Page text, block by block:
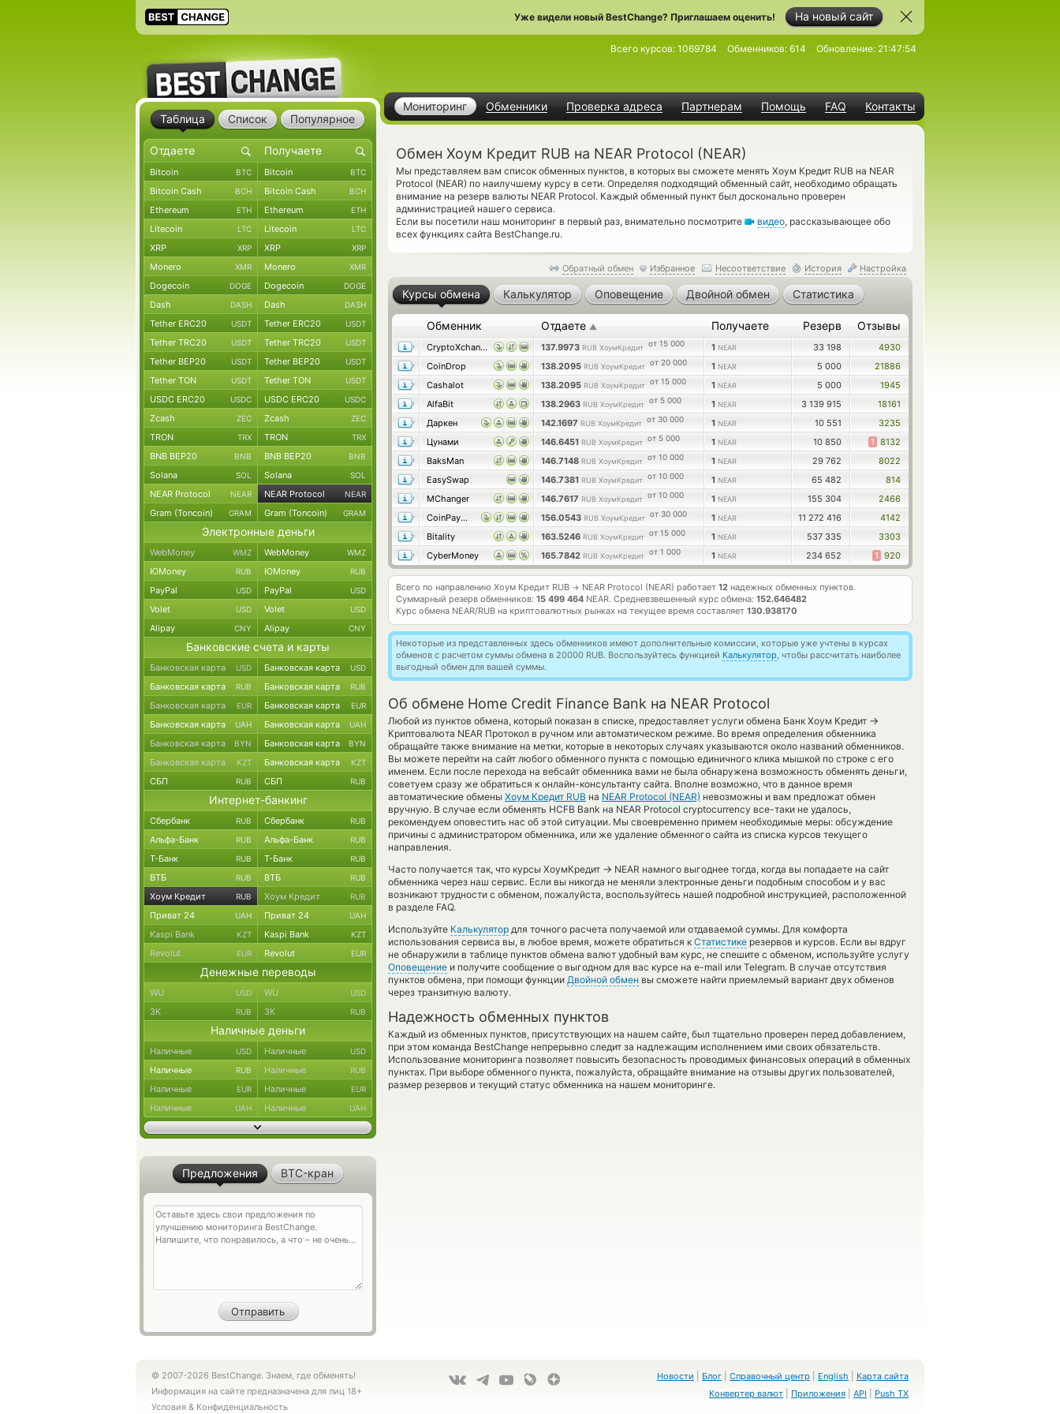
На новый сайт
Уже видели новый BestChange? Приглашаем оценить!
Мониторинг Обменники Проверка адреса Партнерам Помощь FAQ Контакты
Всего курсов: 1069784 Обменников: 614 Обновление: 21:47:54
Обмен Хоум Кредит RUB на NEAR Protocol (NEAR)
Мы представляем вам список обменных пунктов, в которых вы сможете менять Хоум Кредит RUB на NEAR
Protocol (NEAR) по наилучшему курсу в сети. Определяя подходящий обменный сайт, необходимо обращать
внимание на резерв валюты NEAR Protocol. Каждый обменный пункт был досконально проверен
администрацией нашего сервиса.
Если вы посетили наш мониторинг в первый раз, внимательно посмотрите
видео, рассказывающее обо
всех функциях сайта BestChange.ru.
Обратный обмен Избранное Несоответствие История Настройка
Курсы обмена Калькулятор Оповещение Двойной обмен Статистика
Обменник Отдаете ▲ Получаете Резерв Отзывы
CryptoXchange 137.9973 RUB ХоумКредит от 15 000 1 NEAR 33 198
4930
CoinDrop
138.2095 RUB ХоумКредит от 20 000 1 NEAR 5 000
21886
Cashalot
138.2095 RUB ХоумКредит от 15 000 1 NEAR 5 000
1945
AlfaBit
138.2963 RUB ХоумКредит от 5 000 1 NEAR 3 139 915
18161
Даркен
142.1697 RUB ХоумКредит от 30 000 1 NEAR 10 551
3235
Цунами
146.6451 RUB ХоумКредит от 5 000 1 NEAR 10 850 1 8132
BaksMan
146.7148 RUB ХоумКредит от 10 000 1 NEAR 29 762
8022
EasySwap
146.7381 RUB ХоумКредит от 10 000 1 NEAR 65 482
814
MChanger
146.7617 RUB ХоумКредит от 10 000 1 NEAR 155 304
2466
CoinPayMaster
156.0543 RUB ХоумКредит от 30 000 1 NEAR 11 272 416
4142
Bitality
163.5246 RUB ХоумКредит от 15 000 1 NEAR 537 335
3303
CyberMoney
165.7842 RUB ХоумКредит от 1 000 1 NEAR 234 652 1 920
Всего по направлению Хоум Кредит RUB → NEAR Protocol (NEAR) работает 12 надежных обменных пунктов.
Суммарный резерв обменников: 15 499 464 NEAR. Средневзвешенный курс обмена: 152.646482
Курс обмена NEAR/RUB на криптовалютных рынках на текущее время составляет 130.938170
Некоторые из представленных здесь обменников имеют дополнительные комиссии, которые уже учтены в курсах
обменов с расчетом суммы обмена в 20000 RUB. Воспользуйтесь функцией Калькулятор, чтобы рассчитать наиболее
выгодный обмен для вашей суммы.
Об обмене Home Credit Finance Bank на NEAR Protocol
Любой из пунктов обмена, который показан в списке, предоставляет услуги обмена Банк Хоум Кредит →
Криптовалюта NEAR Протокол в ручном или автоматическом режиме. Во время определения обменника
обращайте также внимание на метки, которые в некоторых случаях указываются около названий обменников.
Вы можете перейти на сайт любого обменного пункта с помощью единичного клика мышкой по строке с его
именем. Если после перехода на вебсайт обменника вами не была обнаружена возможность обменять деньги,
советуем сразу же обратиться к онлайн-консультанту сайта. Вполне возможно, что в данное время
автоматические обмены Хоум Кредит RUB на NEAR Protocol (NEAR) невозможны и вам предложат обмен
вручную. В случае если обменять HCFB Bank на NEAR Protocol cryptocurrency все-таки не удалось,
рекомендуем оповестить нас об этой ситуации. Мы своевременно примем необходимые меры: обсуждение
причины с администратором обменника, или же удаление обменного сайта из списка курсов текущего
направления.
Часто получается так, что курсы ХоумКредит → NEAR намного выгоднее тогда, когда вы попадаете на сайт
обменника через наш сервис. Если вы никогда не меняли электронные деньги подобным способом и у вас
возникают трудности с обменом, пожалуйста, воспользуйтесь нашей подробной инструкцией, расположенной
в разделе FAQ.
Используйте Калькулятор для точного расчета получаемой или отдаваемой суммы. Для комфорта
использования сервиса вы, в любое время, можете обратиться к Статистике резервов и курсов. Если вы вдруг
не обнаружили в таблице пунктов обмена валют удобный вам курс, не спешите с обменом, используйте услугу
Оповещение и получите сообщение о выгодном для вас курсе на e-mail или Telegram. В случае отсутствия
пунктов обмена, при помощи функции Двойной обмен вы сможете найти приемлемый вариант двух обменов
через транзитную валюту.
Надежность обменных пунктов
Каждый из обменных пунктов, присутствующих на нашем сайте, был тщательно проверен перед добавлением,
при этом команда BestChange непрерывно следит за надлежащим исполнением ими своих обязательств.
Использование мониторинга позволяет повысить безопасность проводимых финансовых операций в обменных
пунктах. При выборе обменного пункта, пожалуйста, обращайте внимание на отзывы других пользователей,
размер резервов и текущий статус обменника на нашем мониторинге.
Таблица Список Популярное
Bitcoin BTC Bitcoin BTC
Bitcoin Cash BCH Bitcoin Cash BCH
Ethereum ETH Ethereum ETH
Litecoin LTC Litecoin LTC
XRP XRP XRP XRP
Monero XMR Monero XMR
Dogecoin DOGE Dogecoin DOGE
Dash DASH Dash DASH
Tether ERC20 USDT Tether ERC20 USDT
Tether TRC20 USDT Tether TRC20 USDT
Tether BEP20 USDT Tether BEP20 USDT
Tether TON USDT Tether TON USDT
USDC ERC20 USDC USDC ERC20 USDC
Zcash ZEC Zcash ZEC
TRON TRX TRON TRX
BNB BEP20 BNB BNB BEP20 BNB
Solana SOL Solana SOL
NEAR Protocol NEAR NEAR Protocol NEAR
Gram (Toncoin) GRAM Gram (Toncoin) GRAM
Электронные деньги
WebMoney WMZ WebMoney WMZ
ЮMoney RUB ЮMoney RUB
PayPal USD PayPal USD
Volet USD Volet USD
Alipay CNY Alipay CNY
Банковские счета и карты
Банковская карта USD Банковская карта USD
Банковская карта RUB Банковская карта RUB
Банковская карта EUR Банковская карта EUR
Банковская карта UAH Банковская карта UAH
Банковская карта BYN Банковская карта BYN
Банковская карта KZT Банковская карта KZT
СБП RUB СБП RUB
Интернет-банкинг
Сбербанк RUB Сбербанк RUB
Альфа-Банк RUB Альфа-Банк RUB
Т-Банк RUB Т-Банк RUB
ВТБ RUB ВТБ RUB
Хоум Кредит RUB Хоум Кредит RUB
Приват 24 UAH Приват 24 UAH
Kaspi Bank KZT Kaspi Bank KZT
Revolut EUR Revolut EUR
Денежные переводы
WU USD WU USD
ЗК RUB ЗК RUB
Наличные деньги
Наличные USD Наличные USD
Наличные RUB Наличные RUB
Наличные EUR Наличные EUR
Наличные UAH Наличные UAH
Предложения BTC-кран
© 2007-2026 BestChange. Знаем, где обменять!
Информация на сайте предназначена для лиц 18+
Условия & Конфиденциальность
Новости Блог Справочный центр English
Карта сайта
Конвертер валют
Приложения API Push TX